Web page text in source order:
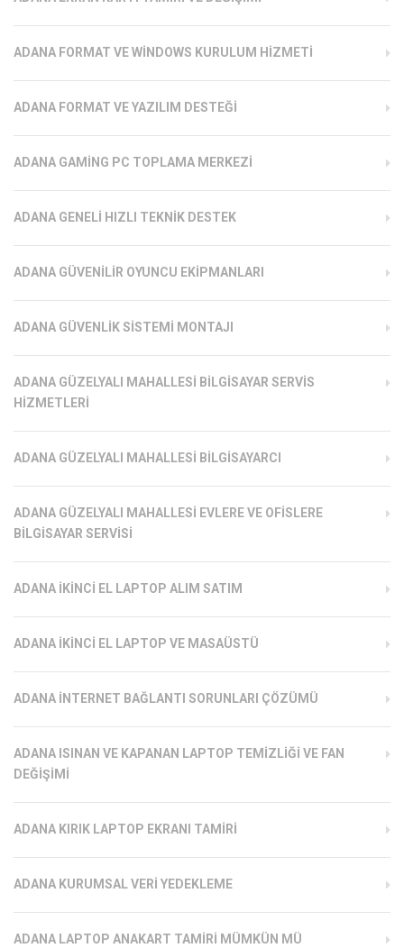
ADANA FORMAT VE WINDOWS KURULUM HIZMETI
ADANA FORMAT VE YAZILIM DESTEĞI
ADANA GAMING PC TOPLAMA MERKEZI
ADANA GENELI HIZLI TEKNIK DESTEK
ADANA GÜVENILIR OYUNCU EKIPMANLARI
ADANA GÜVENLIK SISTEMI MONTAJI
ADANA GÜZELYALI MAHALLESI BILGISAYAR SERVIS
HIZMETLERI
ADANA GÜZELYALI MAHALLESI BILGISAYARCI
ADANA GÜZELYALI MAHALLESI EVLERE VE OFISLERE
BILGISAYAR SERVISI
ADANA İKINCI EL LAPTOP ALIM SATIM
ADANA İKINCI EL LAPTOP VE MASAÜSTÜ
ADANA İNTERNET BAĞLANTI SORUNLARI ÇÖZÜMÜ
ADANA ISINAN VE KAPANAN LAPTOP TEMIZLIĞI VE FAN
DEĞIŞIMI
ADANA KIRIK LAPTOP EKRANI TAMIRI
ADANA KURUMSAL VERI YEDEKLEME
ADANA LAPTOP ANAKART TAMIRI MÜMKÜN MÜ